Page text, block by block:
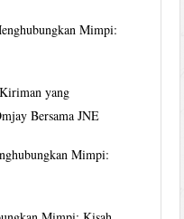
Mimpi:
Kiriman yang
Bersama JNE
Mimpi: